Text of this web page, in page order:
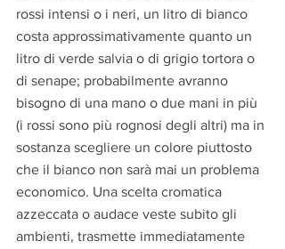
rossi intensi o i neri, un litro di bianco
costa approssimativamente quanto un
litro di verde salvia o di grigio tortora o
di senape; probabilmente avranno
bisogno di una mano o due mani in più
(i rossi sono più rognosi degli altri) ma in
sostanza scegliere un colore piuttosto
che il bianco non sarà mai un problema
economico. Una scelta cromatica
azzeccata o audace veste subito gli
ambienti, trasmette immediatamente